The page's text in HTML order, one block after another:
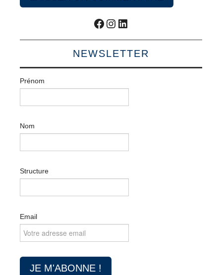
Facebook
Instagram
LinkedIn
NEWSLETTER
Prénom
Nom
Structure
Email